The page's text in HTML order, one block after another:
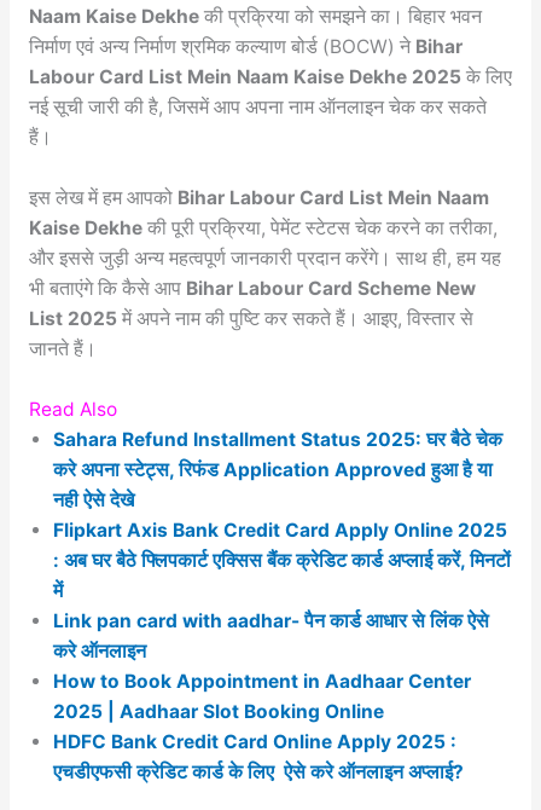
Naam Kaise Dekheकी प्रक्रिया को समझने का। बिहार भवन
निर्माण एवं अन्य निर्माण श्रमिक कल्याण बोर्ड (BOCW) ने Bihar
Labour Card List Mein Naam Kaise Dekhe 2025 के लिए
नई सूची जारी की है, जिसमें आप अपना नाम ऑनलाइन चेक कर सकते
हैं।
इस लेख में हम आपको Bihar Labour Card List Mein Naam
Kaise Dekheकी पूरी प्रक्रिया, पेमेंट स्टेटस चेक करने का तरीका,
और इससे जुड़ी अन्य महत्वपूर्ण जानकारी प्रदान करेंगे। साथ ही, हम यह
भी बताएंगे कि कैसे आप Bihar Labour Card Scheme New
List 2025 में अपने नाम की पुष्टि कर सकते हैं। आइए, विस्तार से
जानते हैं।
Read Also
Sahara Refund Installment Status 2025: घर बैठे चेक
करे अपना स्टेट्स, रिफंड Application Approved हुआ है या
नही ऐसे देखे
Flipkart Axis Bank Credit Card Apply Online 2025
: अब घर बैठे फ्लिपकार्ट एक्सिस बैंक क्रेडिट कार्ड अप्लाई करें, मिनटों
में
Link pan card with aadhar- पैन कार्ड आधार से लिंक ऐसे
करे ऑनलाइन
How to Book Appointment in Aadhaar Center
2025 | Aadhaar Slot Booking Online
HDFC Bank Credit Card Online Apply 2025 :
एचडीएफसी क्रेडिट कार्ड के लिए ऐसे करे ऑनलाइन अप्लाई?